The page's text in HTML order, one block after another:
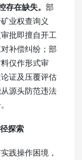
在缺失。 部
业权查询义
批即擅自开工
补偿纠纷；部
仅作形式审
证及压覆评估
源头防范违法
探索
践操作困境，